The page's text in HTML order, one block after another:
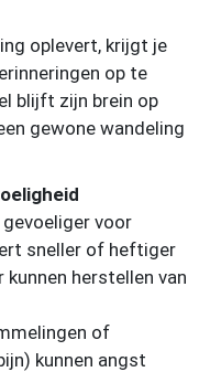
oplevert, krijgt je
op te
blijft zijn brein op
gewone wandeling
voor
sneller of heftiger
herstellen van
of
kunnen angst